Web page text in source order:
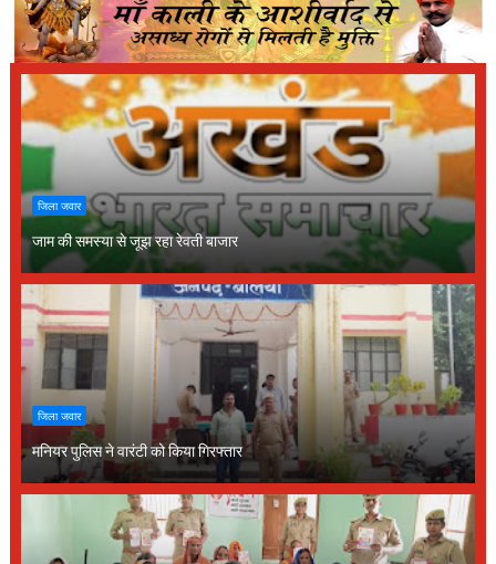
जिला जवार
जाम की समस्या से जूझ रहा रेवती बाजार
जिला जवार
मनियर पुलिस ने वारंटी को किया गिरफ्तार